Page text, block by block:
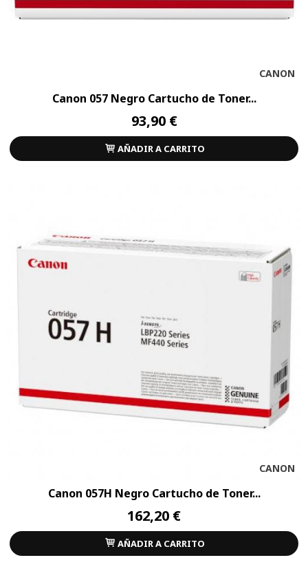
CANON
Canon 057 Negro Cartucho de Toner...
93,90 €
AÑADIR A CARRITO
CANON
Canon 057H Negro Cartucho de Toner...
162,20 €
AÑADIR A CARRITO